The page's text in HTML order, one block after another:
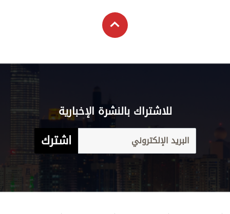
للاشتراك بالنشرة الإخبارية
اشترك